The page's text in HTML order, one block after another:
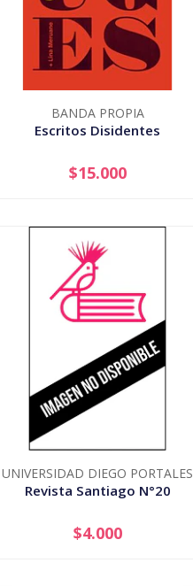
BANDA PROPIA
Escritos Disidentes
+
$15.000
UNIVERSIDAD DIEGO PORTALES
Revista Santiago N°20
+
$4.000